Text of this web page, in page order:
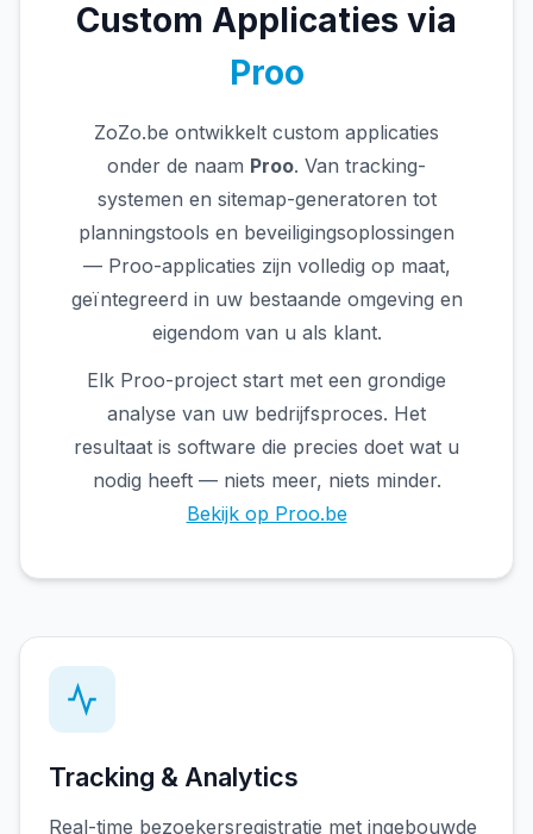
Custom Applicaties via
Proo
ZoZo.be ontwikkelt custom applicaties
onder de naam Proo. Van tracking-
systemen en sitemap-generatoren tot
planningstools en beveiligingsoplossingen
— Proo-applicaties zijn volledig op maat,
geïntegreerd in uw bestaande omgeving en
eigendom van u als klant.
Elk Proo-project start met een grondige
analyse van uw bedrijfsproces. Het
resultaat is software die precies doet wat u
nodig heeft — niets meer, niets minder.
Bekijk op Proo.be
Tracking & Analytics
Real-time bezoekersregistratie met ingebouwde